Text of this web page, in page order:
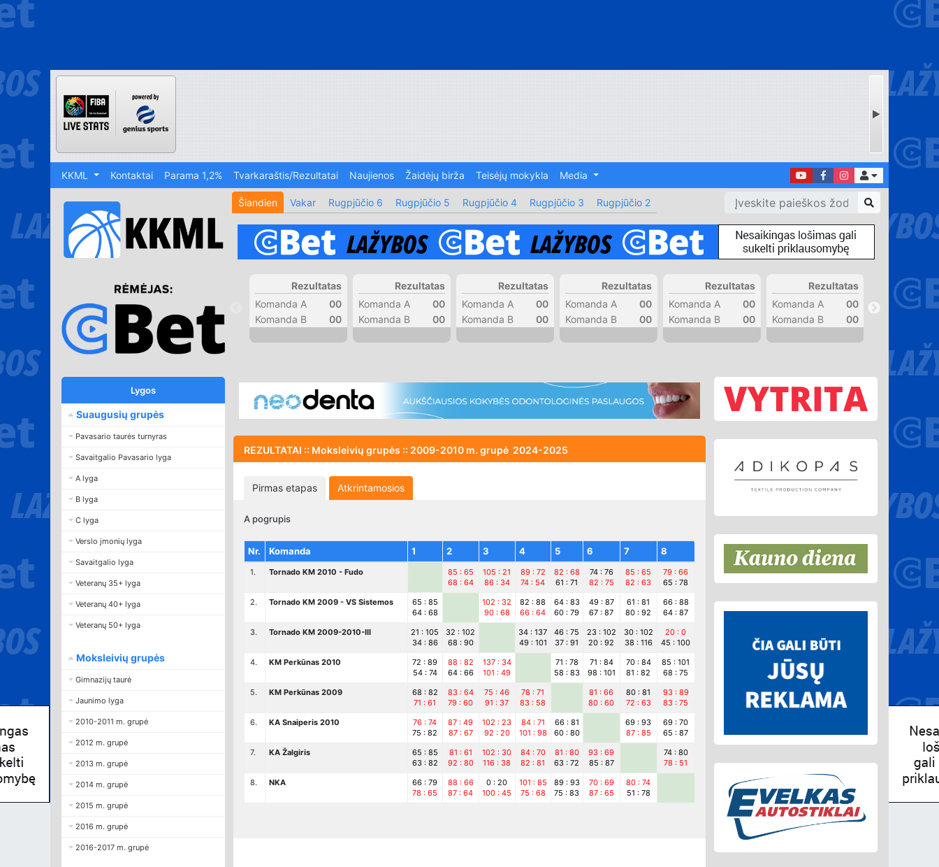
KKML Kontaktai Parama 1,2% Tvarkaraštis/Rezultatai Naujienos Žaidėjų birža Teisėjų mokykla Media
Šiandien Vakar Rugpjūčio 6 Rugpjūčio 5 Rugpjūčio 4 Rugpjūčio 3 Rugpjūčio 2
Rezultatas
00
Komanda A
00
Komanda B
Rezultatas
00
Komanda A
00
Komanda B
Rezultatas
00
Komanda A
00
Komanda B
Rezultatas
00
Komanda A
00
Komanda B
Rezultatas
00
Komanda A
00
Komanda B
Rezultatas
00
Komanda A
00
Komanda B
Komanda A
Lygos
Suaugusių grupės
Pavasario taurės turnyras
Savaitgalio Pavasario lyga
A lyga
B lyga
C lyga
Verslo įmonių lyga
Savaitgalio lyga
Veteranų 35+ lyga
Veteranų 40+ lyga
Veteranų 50+ lyga
Moksleivių grupės
Gimnazijų taurė
Jaunimo lyga
2010-2011 m. grupė
2012 m. grupė
2013 m. grupė
2014 m. grupė
2015 m. grupė
2016 m. grupė
2016-2017 m. grupė
REZULTATAI :: Moksleivių grupės :: 2009-2010 m. grupė 2024-2025
Pirmas etapas Atkrintamosios
A pogrupis
Nr. Komanda 1 2 3 4 5 6 7 8
1. Tornado KM 2010 - Fudo
85 : 65
68 : 64
105 : 21
86 : 34
89 : 72
74 : 54
82 : 68
61 : 71
74 : 76
82 : 75
85 : 65
82 : 63
79 : 66
65 : 78
2.
Tornado KM 2009 - VS Sistemos
65 : 85
64 : 68
102 : 32
90 : 68
82 : 88
66 : 64
64 : 83
60 : 79
49 : 87
67 : 87
61 : 81
80 : 92
66 : 88
64 : 87
3.
Tornado KM 2009-2010-III
21 : 105
34 : 86
32 : 102
68 : 90
34 : 137
49 : 101
46 : 75
37 : 91
23 : 102
20 : 92
30 : 102
38 : 116
20 : 0
45 : 100
4.
KM Perkūnas 2010
72 : 89
54 : 74
88 : 82
64 : 66
137 : 34
101 : 49
71 : 78
58 : 83
71 : 84
98 : 101
70 : 84
81 : 82
85 : 101
68 : 75
5.
KM Perkūnas 2009
68 : 82
71 : 61
83 : 64
79 : 60
75 : 46
91 : 37
78 : 71
83 : 58
81 : 66
80 : 60
80 : 81
72 : 63
93 : 89
83 : 75
6.
KA Snaiperis 2010
76 : 74
75 : 82
87 : 49
87 : 67
102 : 23
92 : 20
84 : 71
101 : 98
66 : 81
60 : 80
69 : 93
87 : 85
69 : 70
65 : 87
7.
KA Žalgiris
65 : 85
63 : 82
81 : 61
92 : 80
102 : 30
116 : 38
84 : 70
82 : 81
81 : 80
63 : 72
93 : 69
85 : 87
74 : 80
78 : 51
8.
NKA
66 : 79
78 : 65
88 : 66
87 : 64
0 : 20
100 : 45
101 : 85
75 : 68
89 : 93
75 : 83
70 : 69
87 : 65
80 : 74
51 : 78